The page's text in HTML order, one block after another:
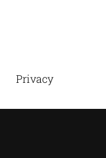
Privacy